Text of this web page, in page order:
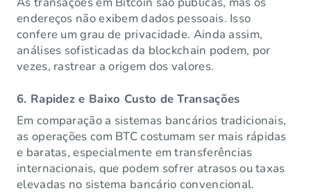
endereços não exibem dados pessoais. Isso
confere um grau de privacidade. Ainda assim,
análises sofisticadas da blockchain podem, por
vezes, rastrear a origem dos valores.
6. Rapidez e Baixo Custo de Transações
Em comparação a sistemas bancários tradicionais,
as operações com BTC costumam ser mais rápidas
e baratas, especialmente em transferências
internacionais, que podem sofrer atrasos ou taxas
elevadas no sistema bancário convencional.